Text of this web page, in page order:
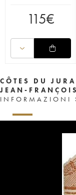
115€
CÔTES DU
JEAN-
INFORMAZIONI